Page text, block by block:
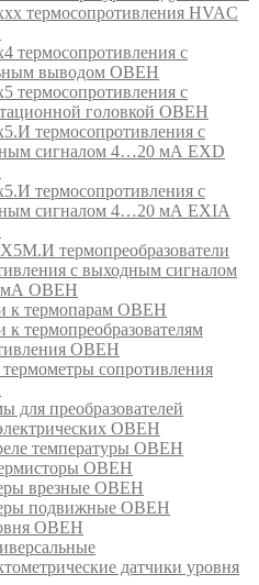
термосопротивления HVAC
термосопротивления с
выводом ОВЕН
термосопротивления с
головкой ОВЕН
термосопротивления с
сигналом 4…20 мА EXD
термосопротивления с
сигналом 4…20 мА EXIA
термопреобразователи
с выходным сигналом
ОВЕН
к термопарам ОВЕН
к термопреобразователям
ОВЕН
сопротивления
для преобразователей
ОВЕН
температуры ОВЕН
ОВЕН
врезные ОВЕН
подвижные ОВЕН
ОВЕН
датчики уровня